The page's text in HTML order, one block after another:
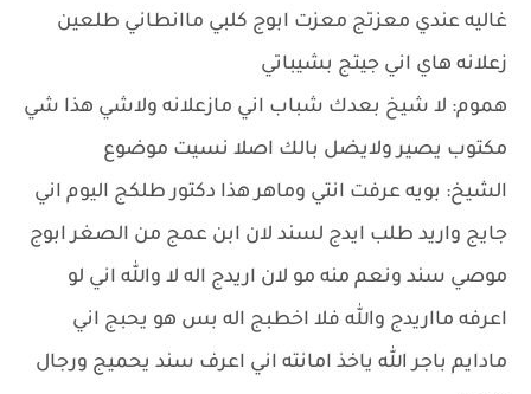
غاليه عندي معزتج معزت ابوج كلبي ماانطاني طلعين
زعلانه هاي اني جيتج بشيباتي
هموم: لا شيخ بعدك شباب اني مازعلانه ولاشي هذا شي
مكتوب يصير ولايضل بالك اصلا نسيت موضوع
الشيخ: بويه عرفت انتي وماهر هذا دكتور طلكج اليوم اني
جايج واريد طلب ايدج لسند لان ابن عمج من الصغر ابوج
موصي سند ونعم منه مو لان اريدج اله لا والله اني لو
اعرفه مااريدج والله فلا اخطبج اله بس هو يحبج اني
مادايم باجر الله ياخذ امانته اني اعرف سند يحميج ورجال